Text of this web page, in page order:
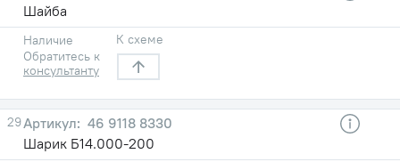
Шайба
Наличие
Обратитесь к
консультанту
К схеме
29
46 9118 8330
Шарик Б14.000-200